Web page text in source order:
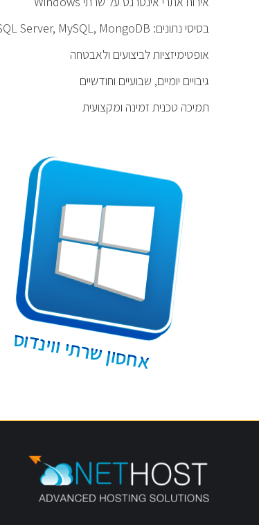
בסיסי נתונים: SQL Server, MySQL, MongoDB
אופטימיזציות לביצועים ולאבטחה
גיבויים יומיים, שבועיים וחודשיים
תמיכה טכנית זמינה ומקצועית
אחסון שרתי ווינדוס